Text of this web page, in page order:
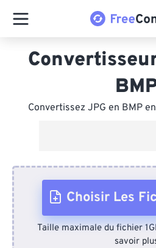
Convertissez JPG en BMP
Choisir Les
Depuis
Taille maximale du fichier
savoir